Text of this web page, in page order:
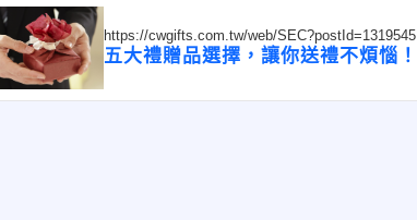
https://cwgifts.com.tw/web/SEC?postId=1319545
五大禮贈品選擇，讓你送禮不煩惱！